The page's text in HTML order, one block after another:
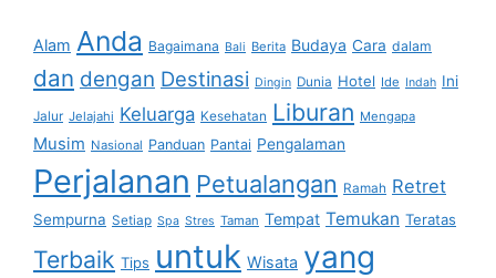
Alam Anda Bagaimana Bali Berita Budaya Cara dalam
dan dengan Destinasi Dingin Dunia Hotel Ide Indah Ini
Jalur Jelajahi Keluarga Kesehatan Liburan Mengapa
Musim Nasional Panduan Pantai Pengalaman
Perjalanan Petualangan Ramah Retret
Sempurna Setiap Spa Stres Taman Tempat Temukan Teratas
Terbaik Tips untuk Wisata yang